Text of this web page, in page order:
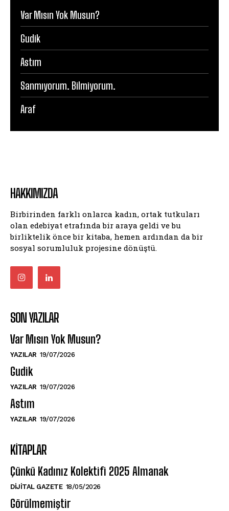
Var Mısın Yok Musun?
Gudik
Astım
Sanmıyorum. Bilmiyorum.
Araf
HAKKIMIZDA
Birbirinden farklı onlarca kadın, ortak tutkuları
olan edebiyat etrafında bir araya geldi ve bu
birliktelik önce bir kitaba, hemen ardından da bir
sosyal sorumluluk projesine dönüştü.
SON YAZILAR
Var Mısın Yok Musun?
YAZILAR 19/07/2026
Gudik
YAZILAR 19/07/2026
Astım
YAZILAR 19/07/2026
KITAPLAR
Çünkü Kadınız Kolektifi 2025 Almanak
DIJITAL GAZETE 18/05/2026
Görülmemiştir